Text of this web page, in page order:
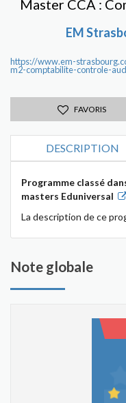
Master CCA :
EM
https://www.em-
m2-comptabilite-controle-
FAVORIS
DESCRIPTION
Programme classé
masters Eduniversal
La description de ce
Note globale